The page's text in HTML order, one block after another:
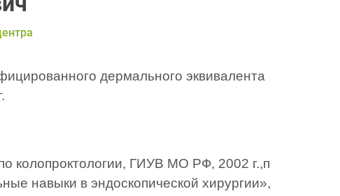
дермального эквивалента
колопроктологии, ГИУВ МО РФ, 2002 г.,п
навыки в эндоскопической хирургии»,